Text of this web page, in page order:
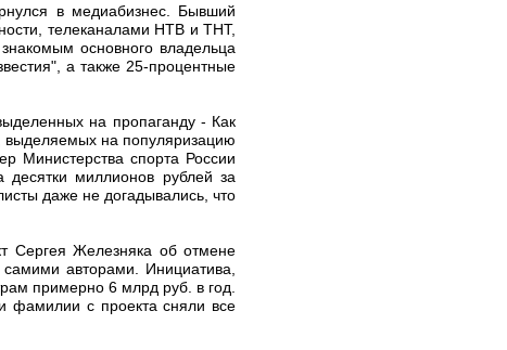
в медиабизнес. Бывший
телеканалами НТВ и ТНТ,
основного владельца
а также 25-процентные
на пропаганду - Как
выделяемых на популяризацию
Министерства спорта России
миллионов рублей за
даже не догадывались, что
Сергея Железняка об отмене
авторами. Инициатива,
примерно 6 млрд руб. в год.
фамилии с проекта сняли все